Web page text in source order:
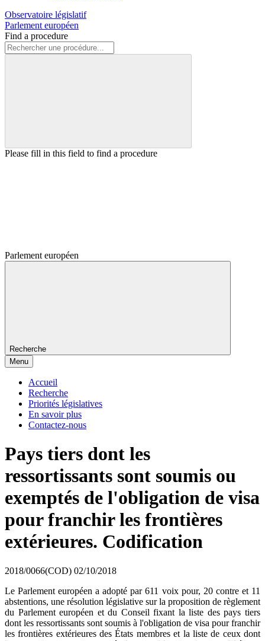
Observatoire législatif
Parlement européen
Find a procedure
Please fill in this field to find a procedure
Parlement européen
Recherche
Menu
Accueil
Recherche
Priorités législatives
En savoir plus
Contactez-nous
Pays tiers dont les
ressortissants sont soumis ou
exemptés de l'obligation de visa
pour franchir les frontières
extérieures. Codification
2018/0066(COD) 02/10/2018
Le Parlement européen a adopté par 611 voix pour, 20 contre et 11
abstentions, une résolution législative sur la proposition de règlement
du Parlement européen et du Conseil fixant la liste des pays tiers
dont les ressortissants sont soumis à l'obligation de visa pour franchir
les frontières extérieures des États membres et la liste de ceux dont